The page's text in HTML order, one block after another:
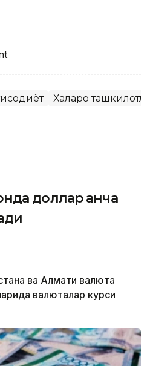
Халқаро
доллар қанча
ва Алмати валюта
валюталар курси